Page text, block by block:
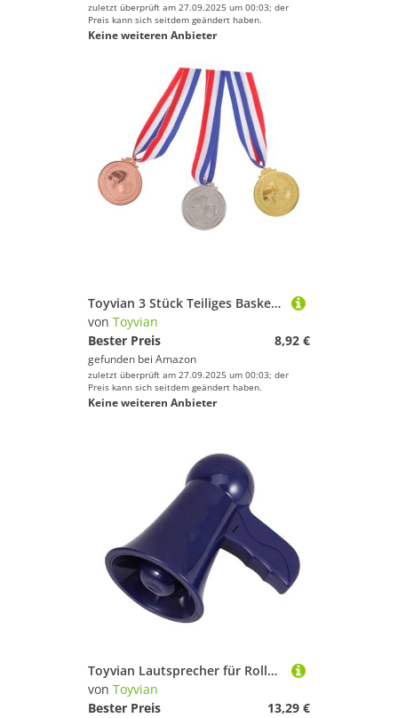
zuletzt überprüft am 27.09.2025 um 00:03; der
Preis kann sich seitdem geändert haben.
Keine weiteren Anbieter
Toyvian 3 Stück Teiliges Basketball Medaillen aus Metall Langlebige Zinklegierung Glänzende Sport Auszeichnungen für Schulwettbewerbe Party Deko und Basketball Ehrungen
von Toyvian
Bester Preis
8,92 €
gefunden bei Amazon
zuletzt überprüft am 27.09.2025 um 00:03; der
Preis kann sich seitdem geändert haben.
Keine weiteren Anbieter
Toyvian Lautsprecher für Rollenspiele Kinderleicht zu Bedienen Stimme Verstärkend Fördert Kreativität und Soziales Lernen Blaues Polizei Feuerwehr Design Altersgerecht
von Toyvian
Bester Preis
13,29 €